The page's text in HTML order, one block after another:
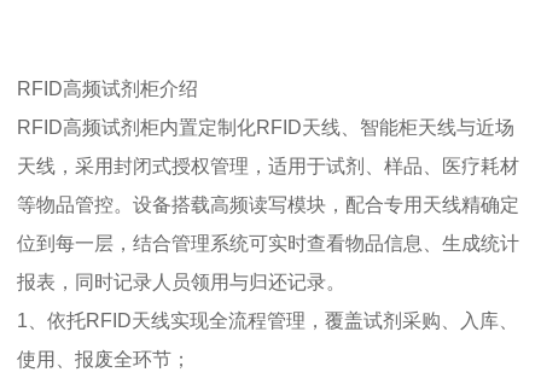
RFID高频试剂柜介绍
RFID高频试剂柜内置定制化RFID天线、智能柜天线与近场
天线，采用封闭式授权管理，适用于试剂、样品、医疗耗材
等物品管控。设备搭载高频读写模块，配合专用天线精确定
位到每一层，结合管理系统可实时查看物品信息、生成统计
报表，同时记录人员领用与归还记录。
1、依托RFID天线实现全流程管理，覆盖试剂采购、入库、
使用、报废全环节；